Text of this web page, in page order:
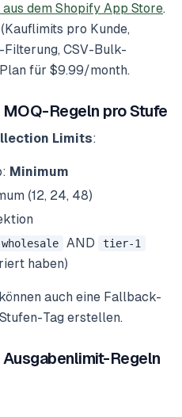
dem Shopify App Store.
pro Kunde,
Filterung, CSV-Bulk-
für $9.99/month.
Regeln pro Stufe
Limits:
Minimum
(12, 24, 48)
wholesale AND tier-1
haben)
auch eine Fallback-
Tag erstellen.
Regeln